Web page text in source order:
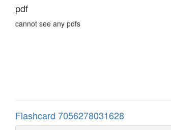
pdf
cannot see any pdfs
Flashcard 7056278031628